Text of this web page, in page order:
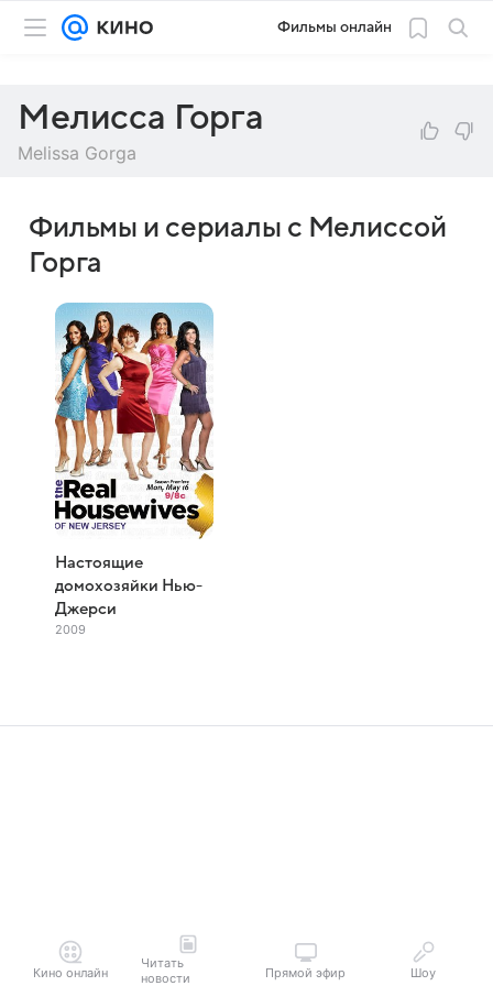
Фильмы онлайн
Мелисса Горга
Melissa Gorga
Фильмы и сериалы с Мелиссой
Горга
Настоящие
домохозяйки Нью-
Джерси
2009
Кино онлайн
Читать
новости
Прямой эфир Шоу